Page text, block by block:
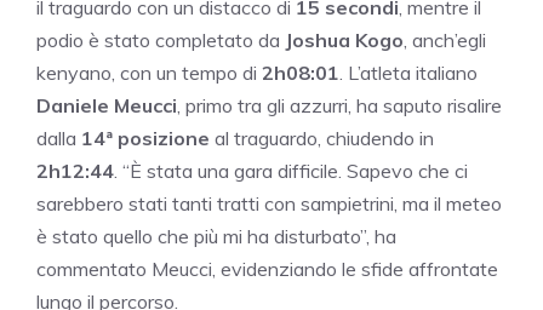
il traguardo con un distacco di 15 secondi , mentre il
podio è stato completato da Joshua Kogo , anch’egli
kenyano, con un tempo di 2h08:01 . L’atleta italiano
Daniele Meucci , primo tra gli azzurri, ha saputo risalire
dalla 14ª posizione al traguardo, chiudendo in
2h12:44 . “È stata una gara difficile. Sapevo che ci
sarebbero stati tanti tratti con sampietrini, ma il meteo
è stato quello che più mi ha disturbato”, ha
commentato Meucci, evidenziando le sfide affrontate
lungo il percorso.